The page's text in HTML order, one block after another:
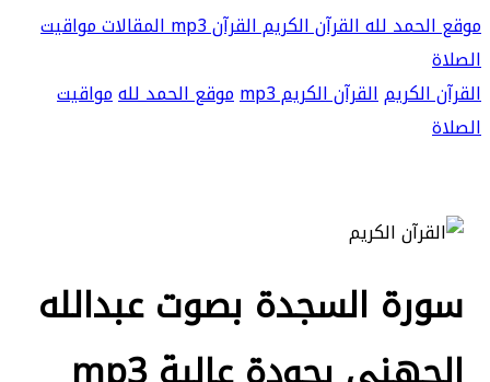
موقع الحمد للهالقرآن الكريمالقرآن mp3 المقالاتمواقيت
الصلاة
القرآن الكريمالقرآن الكريم mp3 موقع الحمد للهمواقيت
الصلاة
سورة السجدة بصوت عبدالله